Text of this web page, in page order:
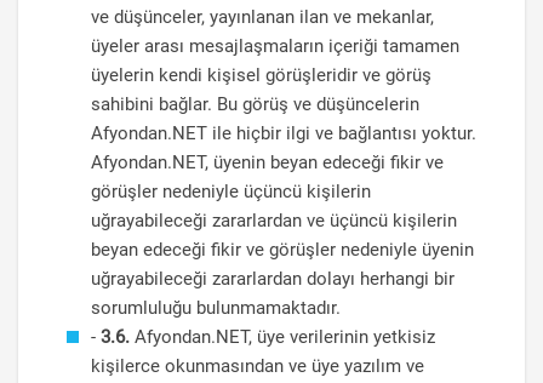
ve düşünceler, yayınlanan ilan ve mekanlar,
üyeler arası mesajlaşmaların içeriği tamamen
üyelerin kendi kişisel görüşleridir ve görüş
sahibini bağlar. Bu görüş ve düşüncelerin
Afyondan.NET ile hiçbir ilgi ve bağlantısı yoktur.
Afyondan.NET, üyenin beyan edeceği fikir ve
görüşler nedeniyle üçüncü kişilerin
uğrayabileceği zararlardan ve üçüncü kişilerin
beyan edeceği fikir ve görüşler nedeniyle üyenin
uğrayabileceği zararlardan dolayı herhangi bir
sorumluluğu bulunmamaktadır.
- 3.6. Afyondan.NET, üye verilerinin yetkisiz
kişilerce okunmasından ve üye yazılım ve